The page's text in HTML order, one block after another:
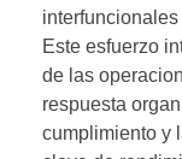
Este esfuerzo
de las
respuesta
cumplimiento y